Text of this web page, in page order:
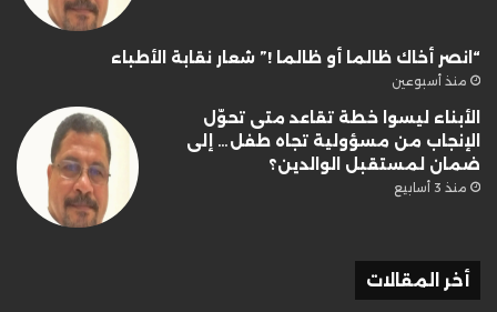
“انصر أخاك ظالما أو ظالما !” شعار نقابة الأطباء
منذ أسبوعين
الأبناء ليسوا خطة تقاعد متى تحوّل
الإنجاب من مسؤولية تجاه طفل… إلى
ضمان لمستقبل الوالدين؟
منذ 3 أسابيع
أخر المقالات